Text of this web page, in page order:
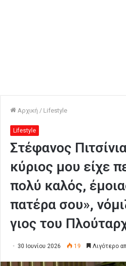
Αρχική / Lifestyle
Lifestyle
Στέφανος
κύριος μου είχε
πολύ καλός,
πατέρα σου»,
γιος του
30 Ιουνίου 2026 19 Λιγότερο